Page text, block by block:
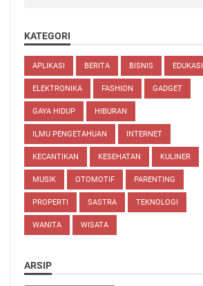
KATEGORI
APLIKASI BERITA BISNIS EDUKASI
ELEKTRONIKA FASHION GADGET
GAYA HIDUP HIBURAN
ILMU PENGETAHUAN INTERNET
KECANTIKAN KESEHATAN KULINER
MUSIK OTOMOTIF PARENTING
PROPERTI SASTRA TEKNOLOGI
WANITA WISATA
ARSIP